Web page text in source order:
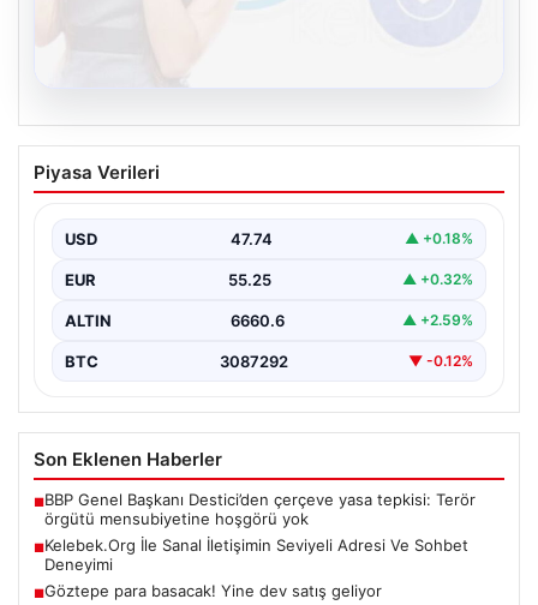
Kelebek.Org İle Sanal İletişimin Seviyeli
Adresi Ve Sohbet Deneyimi
oluşturması büyük bir hassasiyet ifade etmektedir.
Halen…
Piyasa Verileri
USD 47.74 ▲ +0.18%
EUR 55.25 ▲ +0.32%
ALTIN 6660.6 ▲ +2.59%
BTC 3087292 ▼ -0.12%
Son Eklenen Haberler
■BBP Genel Başkanı Destici’den çerçeve yasa tepkisi: Terör
örgütü mensubiyetine hoşgörü yok
■Kelebek.Org İle Sanal İletişimin Seviyeli Adresi Ve Sohbet
Deneyimi
■Göztepe para basacak! Yine dev satış geliyor